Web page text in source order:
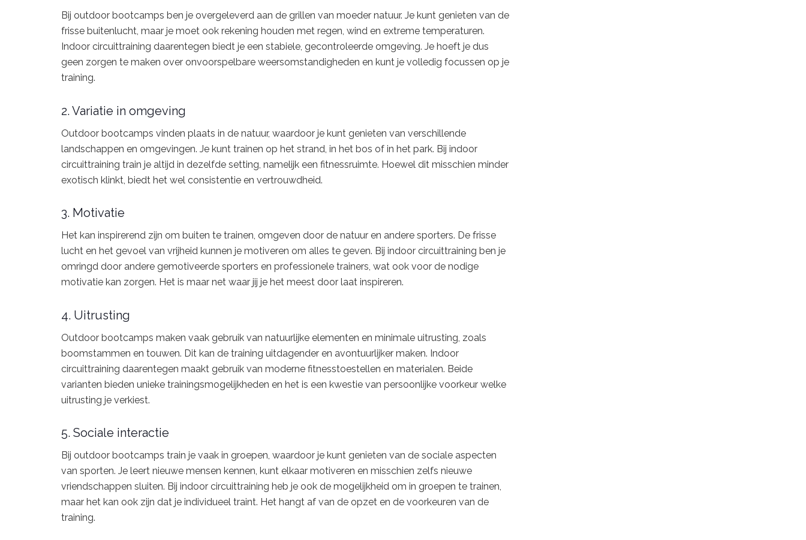
Bij outdoor bootcamps ben je overgeleverd aan de grillen van moeder natuur. Je kunt genieten van de
frisse buitenlucht, maar je moet ook rekening houden met regen, wind en extreme temperaturen.
Indoor circuittraining daarentegen biedt je een stabiele, gecontroleerde omgeving. Je hoeft je dus
geen zorgen te maken over onvoorspelbare weersomstandigheden en kunt je volledig focussen op je
training.
2. Variatie in omgeving
Outdoor bootcamps vinden plaats in de natuur, waardoor je kunt genieten van verschillende
landschappen en omgevingen. Je kunt trainen op het strand, in het bos of in het park. Bij indoor
circuittraining train je altijd in dezelfde setting, namelijk een fitnessruimte. Hoewel dit misschien minder
exotisch klinkt, biedt het wel consistentie en vertrouwdheid.
3. Motivatie
Het kan inspirerend zijn om buiten te trainen, omgeven door de natuur en andere sporters. De frisse
lucht en het gevoel van vrijheid kunnen je motiveren om alles te geven. Bij indoor circuittraining ben je
omringd door andere gemotiveerde sporters en professionele trainers, wat ook voor de nodige
motivatie kan zorgen. Het is maar net waar jij je het meest door laat inspireren.
4. Uitrusting
Outdoor bootcamps maken vaak gebruik van natuurlijke elementen en minimale uitrusting, zoals
boomstammen en touwen. Dit kan de training uitdagender en avontuurlijker maken. Indoor
circuittraining daarentegen maakt gebruik van moderne fitnesstoestellen en materialen. Beide
varianten bieden unieke trainingsmogelijkheden en het is een kwestie van persoonlijke voorkeur welke
uitrusting je verkiest.
5. Sociale interactie
Bij outdoor bootcamps train je vaak in groepen, waardoor je kunt genieten van de sociale aspecten
van sporten. Je leert nieuwe mensen kennen, kunt elkaar motiveren en misschien zelfs nieuwe
vriendschappen sluiten. Bij indoor circuittraining heb je ook de mogelijkheid om in groepen te trainen,
maar het kan ook zijn dat je individueel traint. Het hangt af van de opzet en de voorkeuren van de
training.